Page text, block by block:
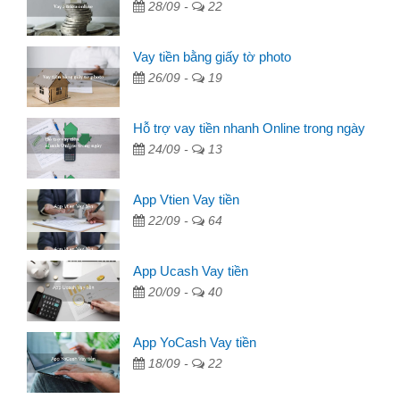
28/09 - 22
Vay tiền bằng giấy tờ photo
26/09 - 19
Hỗ trợ vay tiền nhanh Online trong ngày
24/09 - 13
App Vtien Vay tiền
22/09 - 64
App Ucash Vay tiền
20/09 - 40
App YoCash Vay tiền
18/09 - 22